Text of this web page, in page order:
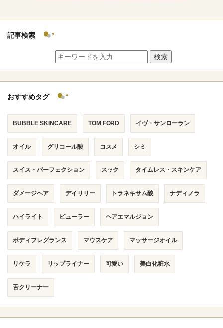
記事検索
検索
おすすめタグ
BUBBLE SKINCARE TOM FORD イヴ・サンローラン
オイル グリコール酸 コスメ シミ
スイス・パーフェクション スック タイムレス・スキンケア
ダメージヘア デイリリー トラネキサム酸 ナディノラ
ハイライト ビューラー ヘアエマルジョン
ボディフレグランス マウスケア マッサージオイル
リケラ リップライナー 可愛い 美白化粧水
舌クリーナー